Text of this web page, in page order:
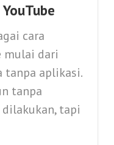
cara
mulai dari
tanpa aplikasi.
tanpa
tapi